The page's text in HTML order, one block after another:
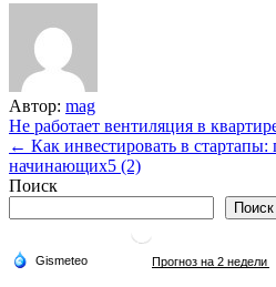
Автор: mag
Навигация
по
записям
Не работает вентиляция в
← Как инвестировать в стартапы:
начинающих5 (2)
Поиск
Поиск